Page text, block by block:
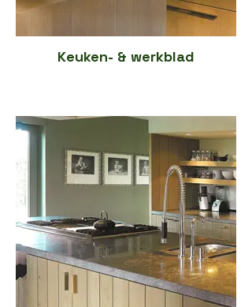
Keuken- & werkblad